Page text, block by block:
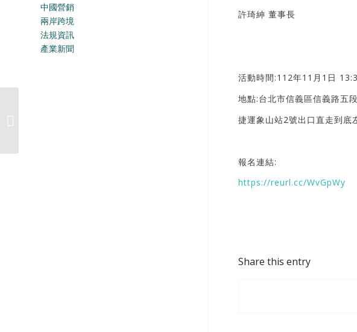
許琦紳 董事長
活動時間:112年11月1日
地點:台北市信義區信義路五
捷運象山站2號出口直走到底
報名連結:
https://reurl.cc/WvGpWy
Share this entry
中國營銷
兩岸跨境
法規資訊
產業新聞